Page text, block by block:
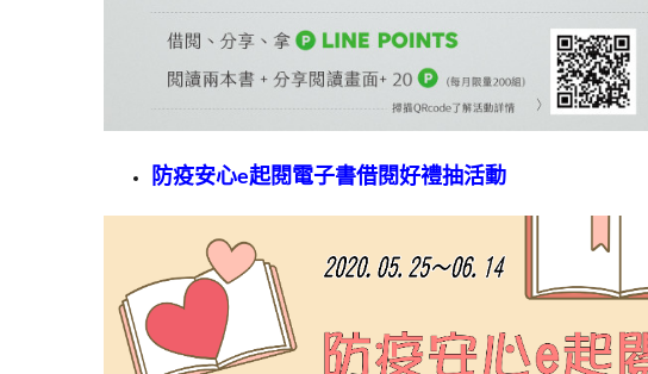
防疫安心e起閱電子書借閱好禮抽活動